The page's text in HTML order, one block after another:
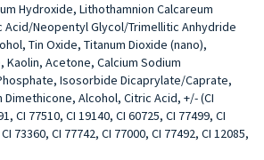
Hydroxide, Lithothamnion Calcareum
Acid/Neopentyl Glycol/Trimellitic Anhydride
Tin Oxide, Titanum Dioxide (nano),
Acetone, Calcium Sodium
Isosorbide Dicaprylate/Caprate,
Alcohol, Citric Acid, +/- (CI
CI 77510, CI 19140, CI 60725, CI 77499, CI
73360, CI 77742, CI 77000, CI 77492, CI 12085,